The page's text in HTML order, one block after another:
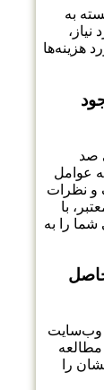
به
هزینه‌ها
صد
عوامل
و نظرات
با
شما را به
وب‌سایت
را